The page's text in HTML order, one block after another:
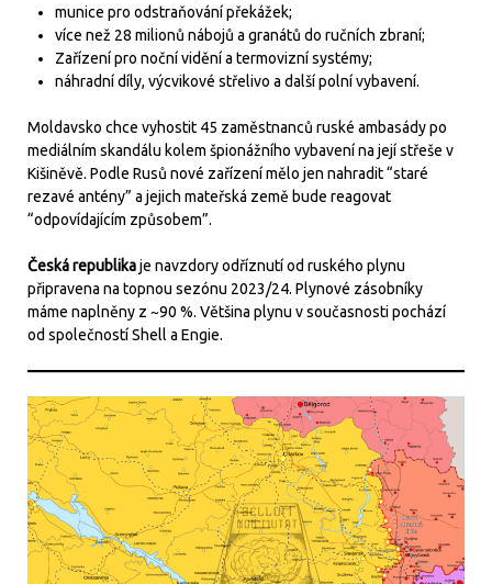
munice pro odstraňování překážek;
více než 28 milionů nábojů a granátů do ručních zbraní;
Zařízení pro noční vidění a termovizní systémy;
náhradní díly, výcvikové střelivo a další polní vybavení.
Moldavsko chce vyhostit 45 zaměstnanců ruské ambasády po
mediálním skandálu kolem špionážního vybavení na její střeše v
Kišiněvě. Podle Rusů nové zařízení mělo jen nahradit “staré
rezavé antény” a jejich mateřská země bude reagovat
“odpovídajícím způsobem”.
Česká republikaje navzdory odříznutí od ruského plynu
připravena na topnou sezónu 2023/24. Plynové zásobníky
máme naplněny z ~90 %. Většina plynu v současnosti pochází
od společností Shell a Engie.